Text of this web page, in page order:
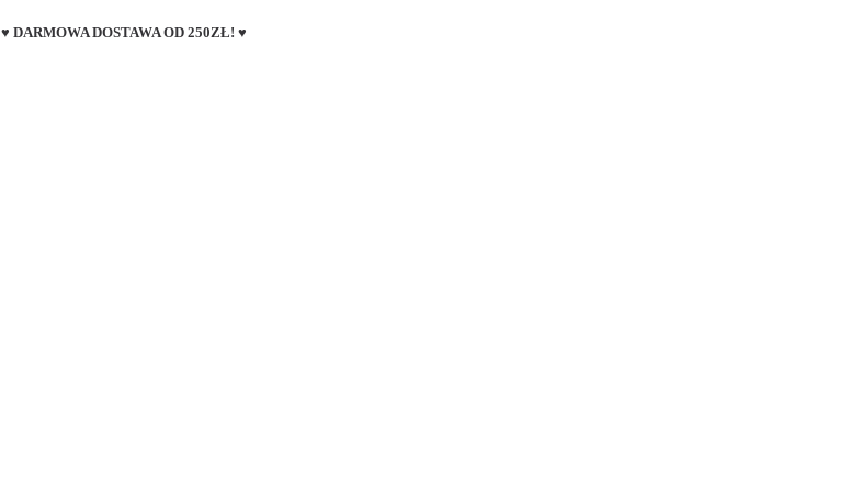
♥ DARMOWA DOSTAWA OD 250ZŁ! ♥